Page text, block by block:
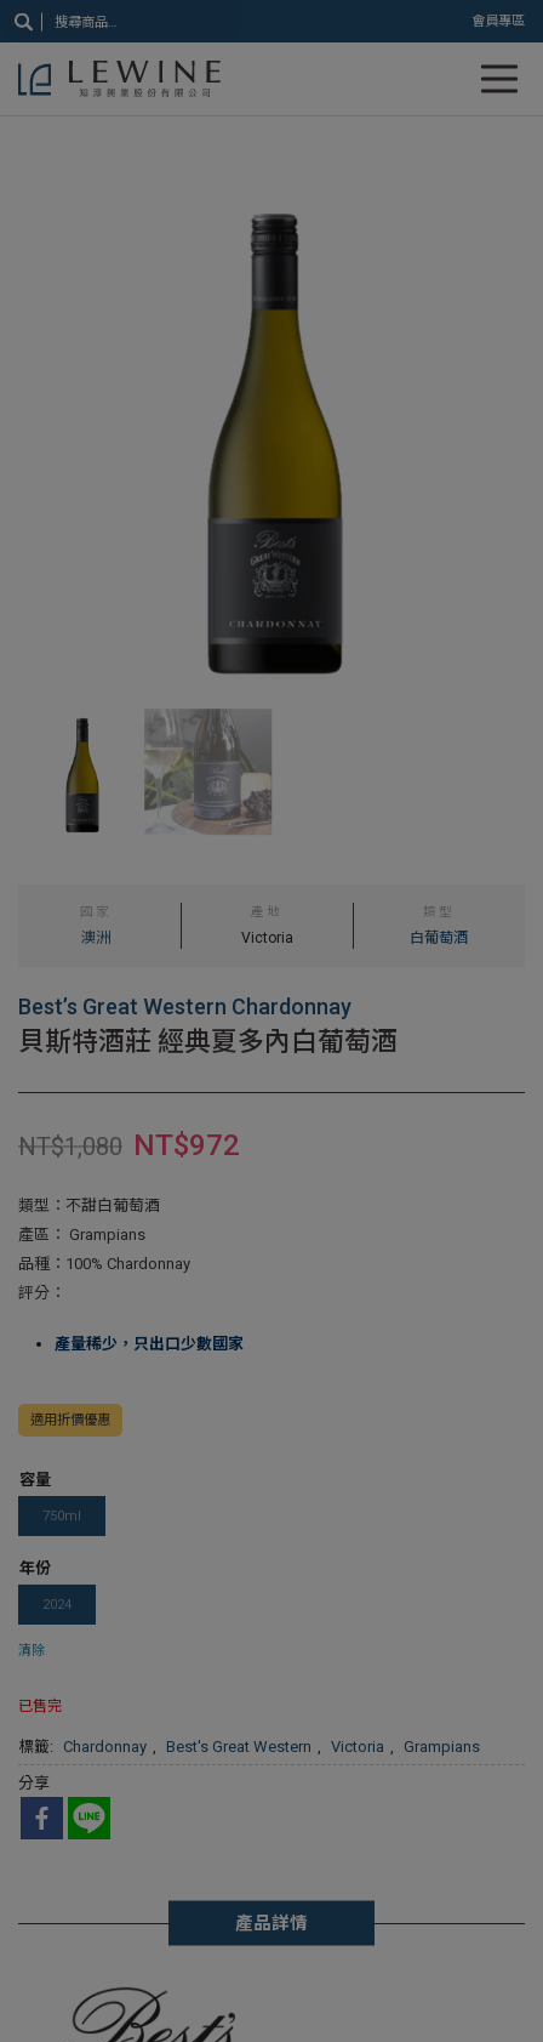
會員專區
國家
澳洲
產地
Victoria
類型
白葡萄酒
Best’s Great Western Chardonnay
貝斯特酒莊 經典夏多內白葡萄酒
NT$1,080 NT$972
類型：不甜白葡萄酒
產區： Grampians
品種：100% Chardonnay
評分：
產量稀少，只出口少數國家
適用折價優惠
容量
750ml
年份
2024
清除
已售完
標籤: Chardonnay Best's Great Western Victoria
Grampians
分享
產品詳情